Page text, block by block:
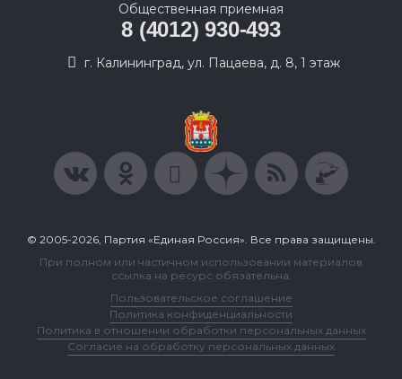
Общественная приемная
8 (4012) 930-493
г. Калининград, ул. Пацаева, д. 8, 1 этаж
© 2005-2026, Партия «Единая Россия». Все права защищены.
При полном или частичном использовании материалов
ссылка на ресурс обязательна.
Пользовательское соглашение
Политика конфиденциальности
Политика в отношении обработки персональных данных
Согласие на обработку персональных данных